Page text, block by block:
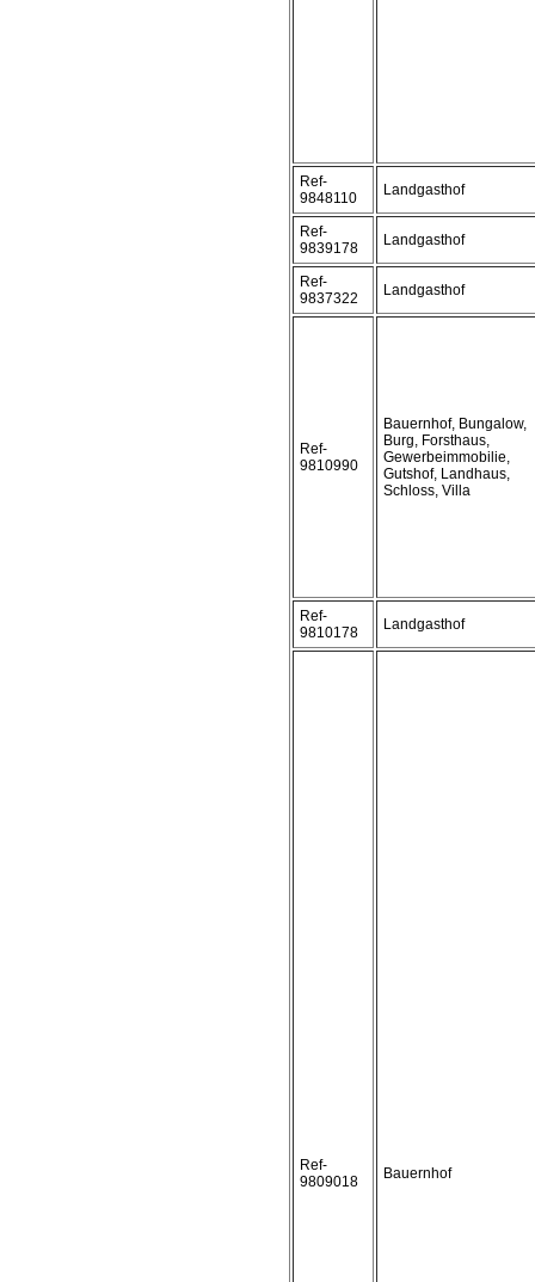
Ref-
9848110
Landgasthof
Ref-
9839178
Landgasthof
Ref-
9837322
Landgasthof
Ref-
9810990
Bauernhof, Bungalow,
Burg, Forsthaus,
Gewerbeimmobilie,
Gutshof, Landhaus,
Schloss, Villa
Ref-
9810178
Landgasthof
Ref-
9809018
Bauernhof